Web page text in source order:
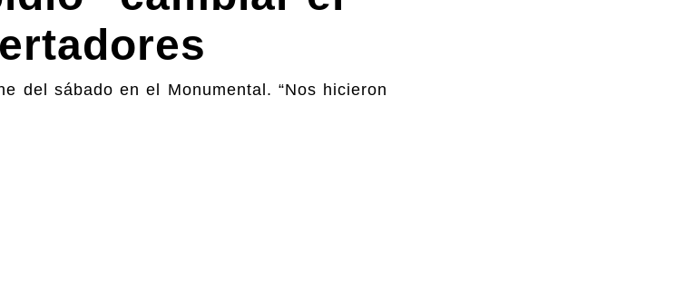
del sábado en el Monumental. “Nos hicieron